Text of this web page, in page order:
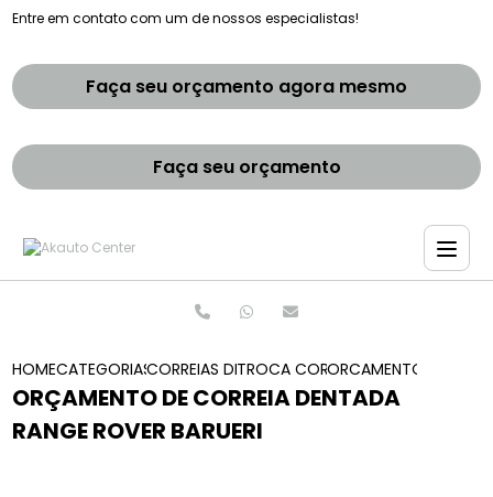
Entre em contato com um de nossos especialistas!
Faça seu orçamento agora mesmo
Faça seu orçamento
HOMECATEGORIASCORREIAS DENTADASTROCA CORREIA DENTADA
ORCAMENTO DE
ORÇAMENTO DE CORREIA DENTADA
RANGE ROVER BARUERI